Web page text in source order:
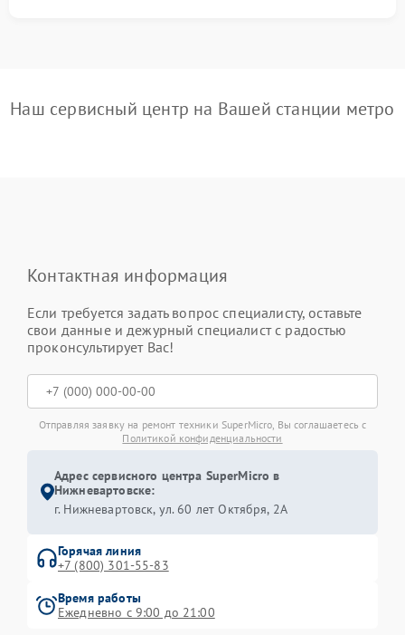
Наш сервисный центр на Вашей станции метро
Контактная информация
Если требуется задать вопрос специалисту, оставьте
свои данные и дежурный специалист с радостью
проконсультирует Вас!
Отправляя заявку на ремонт техники SuperMicro, Вы соглашаетесь с
Политикой конфиденциальности
Адрес сервисного центра SuperMicro в
Нижневартовске:
г. Нижневартовск, ул. 60 лет Октября, 2А
Горячая линия
+7 (800) 301-55-83
Время работы
Ежедневно с 9:00 до 21:00